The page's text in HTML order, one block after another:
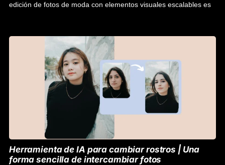
edición de fotos de moda con elementos visuales escalables es
Herramienta de IA para cambiar rostros | Una
forma sencilla de intercambiar fotos